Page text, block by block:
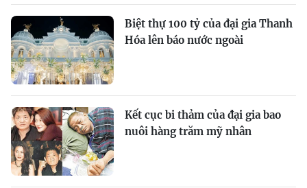
Biệt thự 100 tỷ của đại gia Thanh
Hóa lên báo nước ngoài
Kết cục bi thảm của đại gia bao
nuôi hàng trăm mỹ nhân